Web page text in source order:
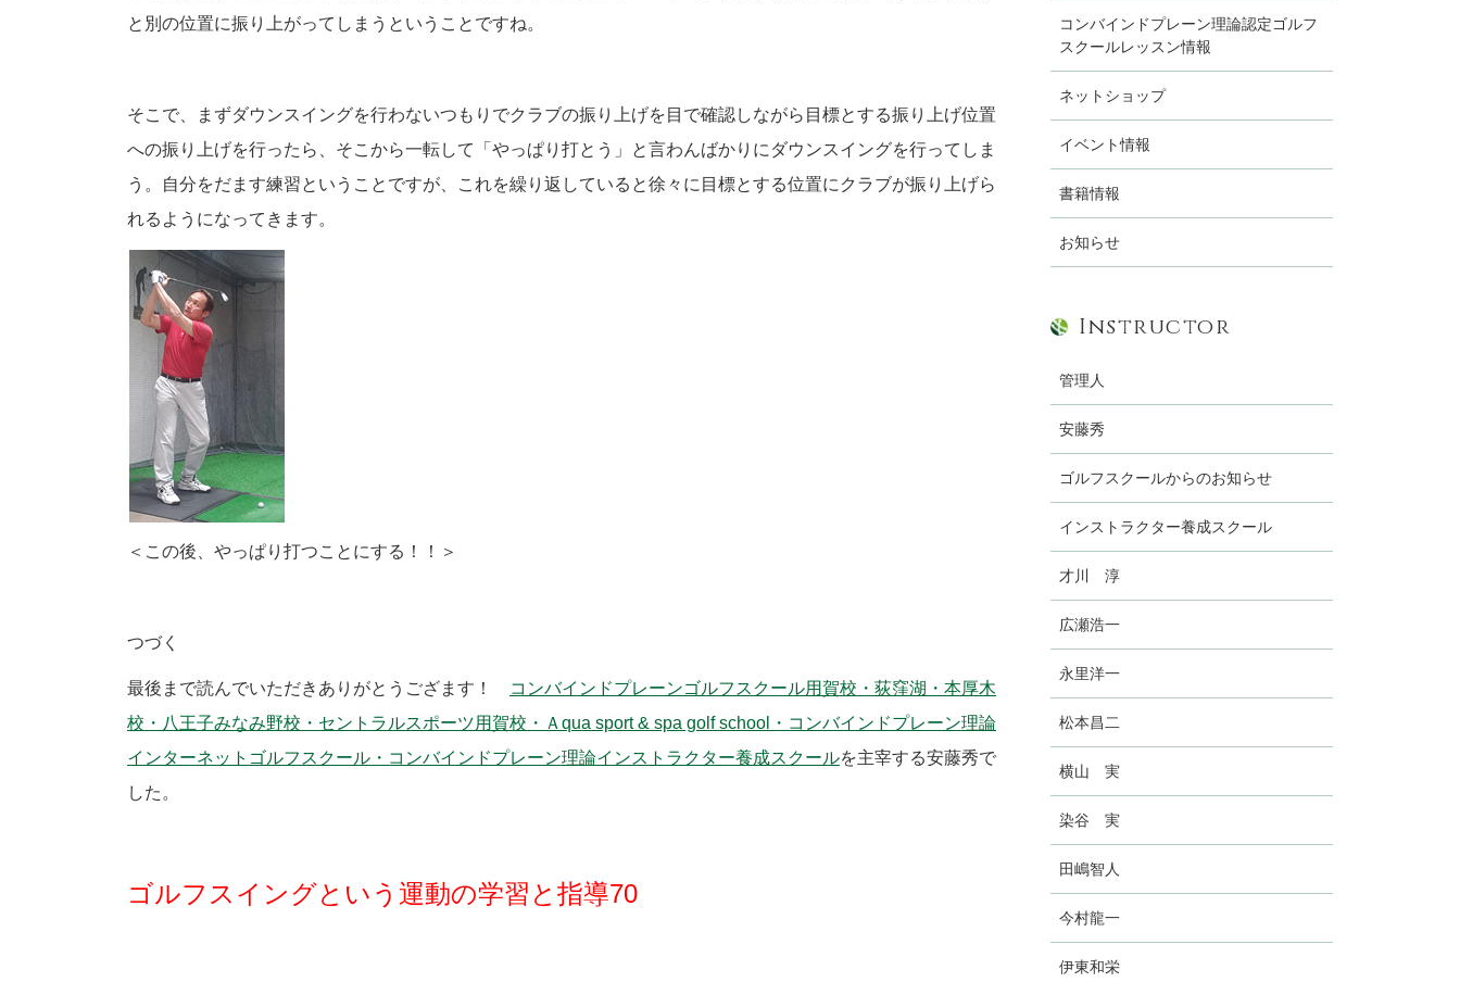
と別の位置に振り上がってしまうということですね。
そこで、まずダウンスイングを行わないつもりでクラブの振り上げを目で確認しながら目標とする振り上げ位置
への振り上げを行ったら、そこから一転して「やっぱり打とう」と言わんばかりにダウンスイングを行ってしま
う。自分をだます練習ということですが、これを繰り返していると徐々に目標とする位置にクラブが振り上げら
れるようになってきます。
＜この後、やっぱり打つことにする！！＞
つづく
最後まで読んでいただきありがとうござます！
コンバインドプレーンゴルフスクール用賀校・荻窪湖・本厚木
校・八王子みなみ野校・セントラルスポーツ用賀校・Ａqua sport & spa golf school・コンバインドプレーン理論
インターネットゴルフスクール・コンバインドプレーン理論インストラクター養成スクールを主宰する安藤秀で
した。
ゴルフスイングという運動の学習と指導70
コンバインドプレーン理論認定ゴルフ
スクールレッスン情報
ネットショップ
イベント情報
書籍情報
お知らせ
Instructor
管理人
安藤秀
ゴルフスクールからのお知らせ
インストラクター養成スクール
才川 淳
広瀬浩一
永里洋一
松本昌二
横山 実
染谷 実
田嶋智人
今村龍一
伊東和栄